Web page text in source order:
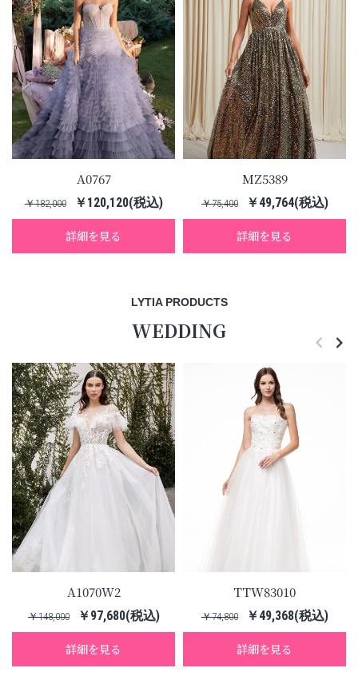
A0767
￥182,000 ￥120,120(税込)
詳細を見る
MZ5389
￥75,400 ￥49,764(税込)
詳細を見る
WEDDING
LYTIA PRODUCTS
A1070W2
￥148,000 ￥97,680(税込)
詳細を見る
TTW83010
￥74,800 ￥49,368(税込)
詳細を見る